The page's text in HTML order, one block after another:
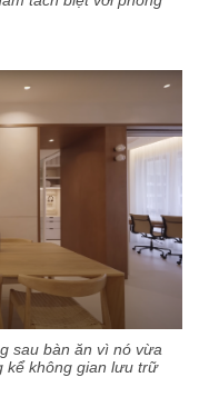
sau bàn ăn vì nó vừa
kể không gian lưu trữ